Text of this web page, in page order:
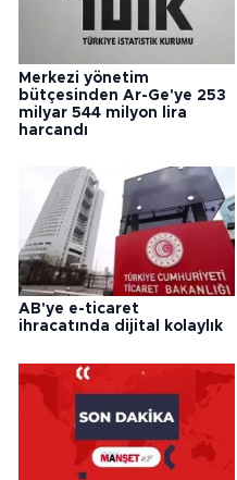
Merkezi yönetim
bütçesinden Ar-Ge'ye 253
milyar 544 milyon lira
harcandı
AB'ye e-ticaret
ihracatında dijital kolaylık